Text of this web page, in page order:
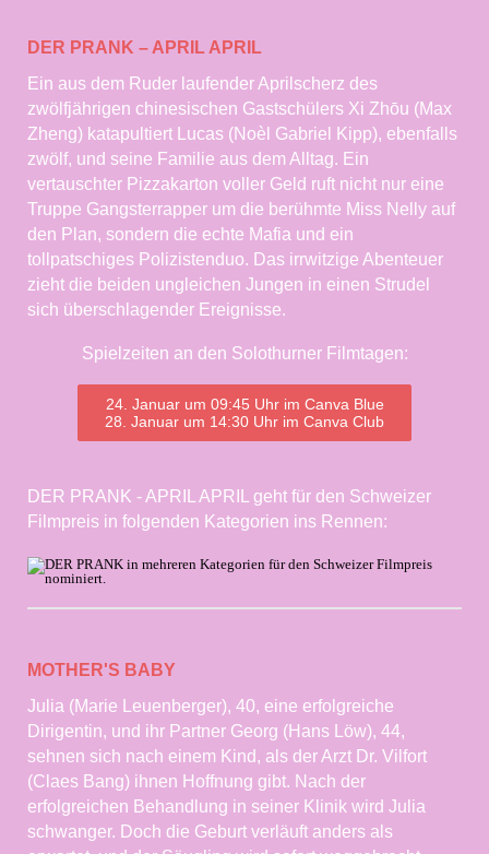
DER PRANK – APRIL APRIL
Ein aus dem Ruder laufender Aprilscherz des
zwölfjährigen chinesischen Gastschülers Xi Zhōu (Max
Zheng) katapultiert Lucas (Noèl Gabriel Kipp), ebenfalls
zwölf, und seine Familie aus dem Alltag. Ein
vertauschter Pizzakarton voller Geld ruft nicht nur eine
Truppe Gangsterrapper um die berühmte Miss Nelly auf
den Plan, sondern die echte Mafia und ein
tollpatschiges Polizistenduo. Das irrwitzige Abenteuer
zieht die beiden ungleichen Jungen in einen Strudel
sich überschlagender Ereignisse.
Spielzeiten an den Solothurner Filmtagen:
24. Januar um 09:45 Uhr im Canva Blue
28. Januar um 14:30 Uhr im Canva Club
DER PRANK - APRIL APRIL geht für den Schweizer
Filmpreis in folgenden Kategorien ins Rennen:
MOTHER'S BABY
Julia (Marie Leuenberger), 40, eine erfolgreiche
Dirigentin, und ihr Partner Georg (Hans Löw), 44,
sehnen sich nach einem Kind, als der Arzt Dr. Vilfort
(Claes Bang) ihnen Hoffnung gibt. Nach der
erfolgreichen Behandlung in seiner Klinik wird Julia
schwanger. Doch die Geburt verläuft anders als